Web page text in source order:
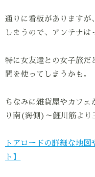
通りに看板がありますが
しまうので、アンテナ
特に女友達との女子旅だ
間を使ってしまうかも。
ちなみに雑貨屋やカフェ
り南(海側)～鯉川筋より
トアロードの詳細な地
ト】